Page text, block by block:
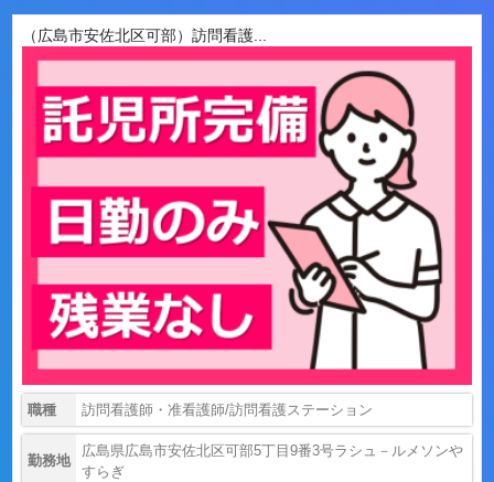
（広島市安佐北区可部）訪問看護...
職種 訪問看護師・准看護師/訪問看護ステーション
勤務地
広島県広島市安佐北区可部5丁目9番3号ラシュ－ルメソンや
すらぎ